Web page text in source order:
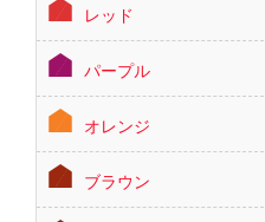
レッド
パープル
オレンジ
ブラウン